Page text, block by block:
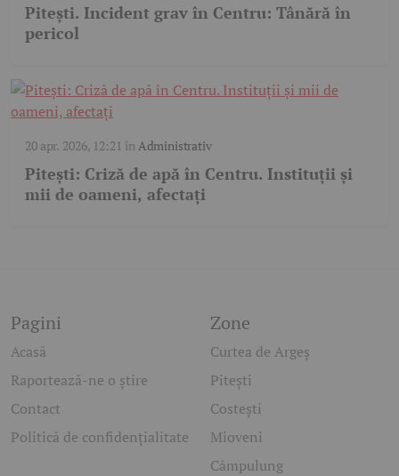
Pitești. Incident grav în Centru: Tânără în
pericol
20 apr. 2026, 12:21 în Administrativ
Pitești: Criză de apă în Centru. Instituții și
mii de oameni, afectați
Pagini
Acasă
Raportează-ne o știre
Contact
Politică de confidențialitate
Zone
Curtea de Argeș
Pitești
Costești
Mioveni
Câmpulung